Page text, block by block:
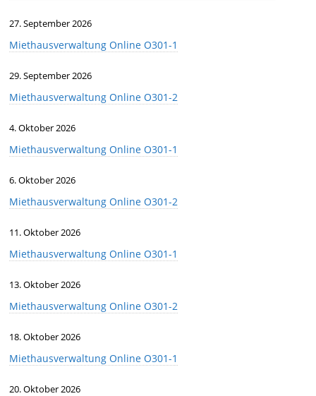
27. September 2026
Miethausverwaltung Online O301-1
29. September 2026
Miethausverwaltung Online O301-2
4. Oktober 2026
Miethausverwaltung Online O301-1
6. Oktober 2026
Miethausverwaltung Online O301-2
11. Oktober 2026
Miethausverwaltung Online O301-1
13. Oktober 2026
Miethausverwaltung Online O301-2
18. Oktober 2026
Miethausverwaltung Online O301-1
20. Oktober 2026